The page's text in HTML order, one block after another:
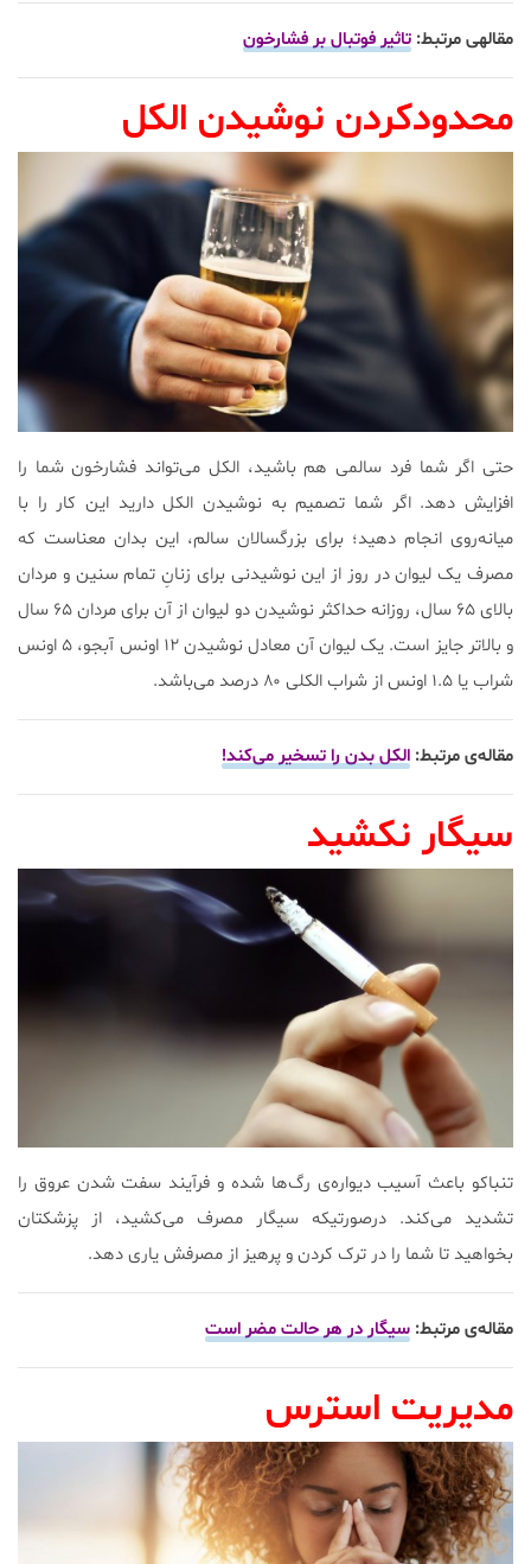
مقاله‎ی مرتبط: تاثیر فوتبال بر فشارخون
محدودکردن نوشیدن الکل
حتی اگر شما فرد سالمی هم باشید، الکل می‌تواند فشارخون شما را
افزایش دهد. اگر شما تصمیم به نوشیدن الکل دارید این کار را با
میانه‌روی انجام دهید؛ برای بزرگسالان سالم، این بدان معناست که
مصرف یک لیوان در روز از این نوشیدنی برای زنانِ تمام سنین و مردان
بالای ۶۵ سال، روزانه حداکثر نوشیدن دو لیوان از آن برای مردان ۶۵ سال
و بالاتر جایز است. یک لیوان آن معادل نوشیدن ۱۲ اونس آبجو، ۵ اونس
شراب یا ۱.۵ اونس از شراب الکلی ۸۰ درصد می‌باشد.
مقاله‌ی مرتبط: الکل بدن را تسخیر می‌کند!
سیگار نکشید
تنباکو باعث آسیب دیواره‌ی رگ‌ها شده و فرآیند سفت شدن عروق را
تشدید می‌کند. درصورتیکه سیگار مصرف می‌کشید، از پزشکتان
بخواهید تا شما را در ترک کردن و پرهیز از مصرفش یاری دهد.
مقاله‌ی مرتبط: سیگار در هر حالت مضر است
مدیریت استرس